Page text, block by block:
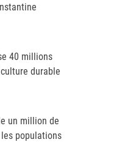
40 millions
durable
un million de
populations